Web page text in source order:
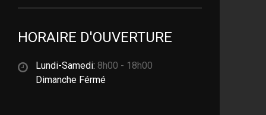
HORAIRE D'OUVERTURE
Lundi-Samedi: 8h00 - 18h00
Dimanche Férmé